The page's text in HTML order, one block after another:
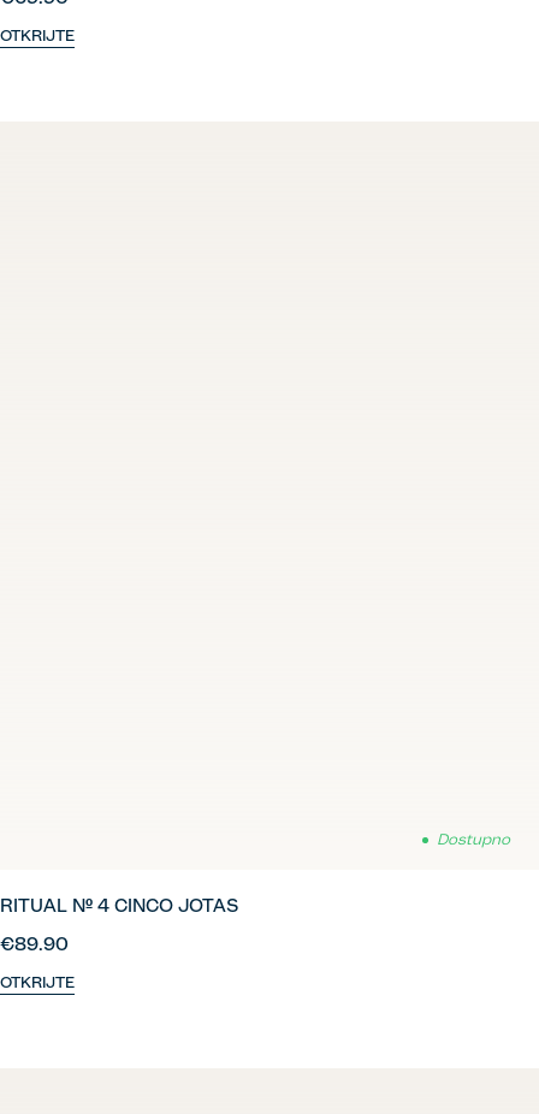
OTKRIJTE
Dostupno
RITUAL Nº 4 CINCO JOTAS
€89.90
OTKRIJTE